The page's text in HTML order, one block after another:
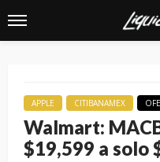
APPLE CITIBANAMEX
Walmart:
$19,599 a solo